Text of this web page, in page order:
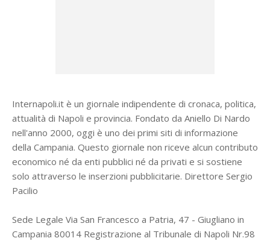
Internapoli.it è un giornale indipendente di cronaca, politica,
attualità di Napoli e provincia. Fondato da Aniello Di Nardo
nell'anno 2000, oggi è uno dei primi siti di informazione
della Campania. Questo giornale non riceve alcun contributo
economico né da enti pubblici né da privati e si sostiene
solo attraverso le inserzioni pubblicitarie. Direttore Sergio
Pacilio
Sede Legale Via San Francesco a Patria, 47 - Giugliano in
Campania 80014 Registrazione al Tribunale di Napoli Nr.98